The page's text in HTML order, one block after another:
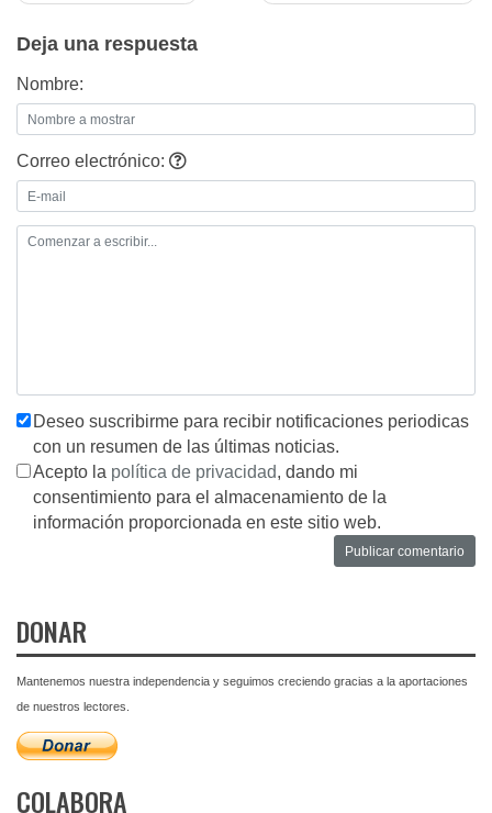
entradas
Deja una respuesta
Nombre:
Correo electrónico:
Deseo suscribirme para recibir notificaciones periodicas
con un resumen de las últimas noticias.
Acepto la política de privacidad, dando mi
consentimiento para el almacenamiento de la
información proporcionada en este sitio web.
DONAR
Mantenemos nuestra independencia y seguimos creciendo gracias a la aportaciones
de nuestros lectores.
COLABORA